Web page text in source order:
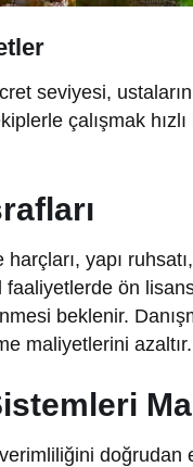
seviyesi,
çalışmak
yapı
faaliyetlerde ön
beklenir.
maliyetlerini azaltır.
doğrudan